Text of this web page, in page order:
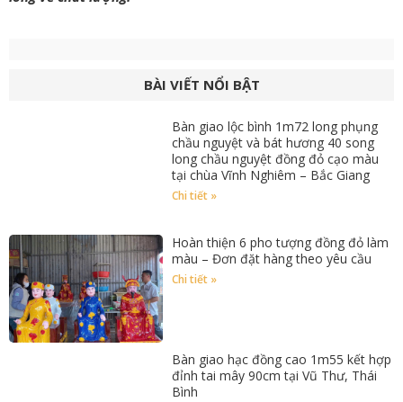
BÀI VIẾT NỔI BẬT
Bàn giao lộc bình 1m72 long phụng
chầu nguyệt và bát hương 40 song
long chầu nguyệt đồng đỏ cạo màu
tại chùa Vĩnh Nghiêm – Bắc Giang
Chi tiết »
Hoàn thiện 6 pho tượng đồng đỏ làm
màu – Đơn đặt hàng theo yêu cầu
Chi tiết »
Bàn giao hạc đồng cao 1m55 kết hợp
đỉnh tai mây 90cm tại Vũ Thư, Thái
Bình